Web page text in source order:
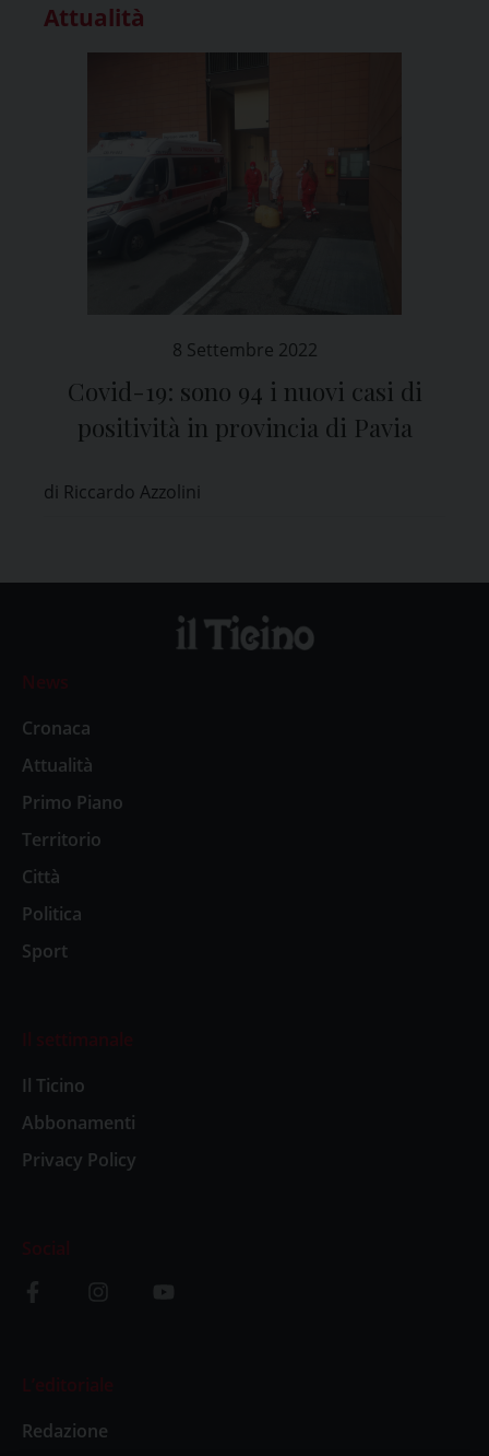
Attualità
8 Settembre 2022
Covid-19: sono 94 i nuovi casi di
positività in provincia di Pavia
di Riccardo Azzolini
News
Cronaca
Attualità
Primo Piano
Territorio
Città
Politica
Sport
Il settimanale
Il Ticino
Abbonamenti
Privacy Policy
Social
L’editoriale
Redazione